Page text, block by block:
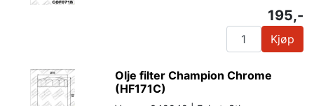
195,-
Kjøp
Olje filter Champion Chrome
(HF171C)